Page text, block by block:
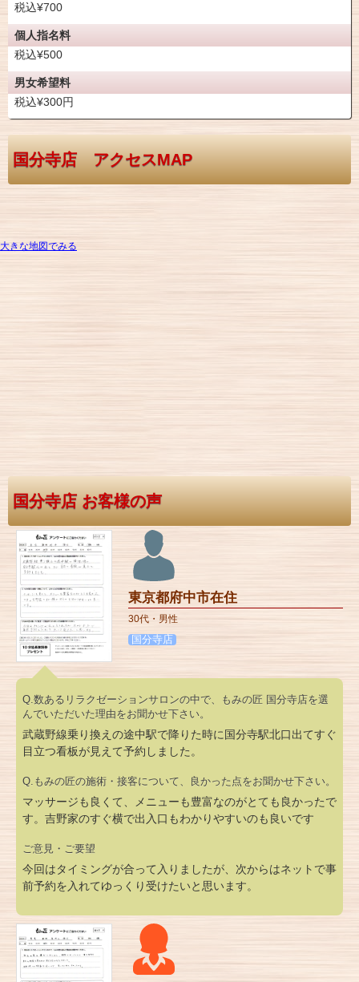
税込¥700
個人指名料
税込¥500
男女希望料
税込¥300円
国分寺店 アクセスMAP
大きな地図でみる
国分寺店 お客様の声
東京都府中市在住
30代・男性
国分寺店
Q.数あるリラクゼーションサロンの中で、もみの匠 国分寺店を選
んでいただいた理由をお聞かせ下さい。
武蔵野線乗り換えの途中駅で降りた時に国分寺駅北口出てすぐ
目立つ看板が見えて予約しました。
Q.もみの匠の施術・接客について、良かった点をお聞かせ下さい。
マッサージも良くて、メニューも豊富なのがとても良かったで
す。吉野家のすぐ横で出入口もわかりやすいのも良いです
ご意見・ご要望
今回はタイミングが合って入りましたが、次からはネットで事
前予約を入れてゆっくり受けたいと思います。